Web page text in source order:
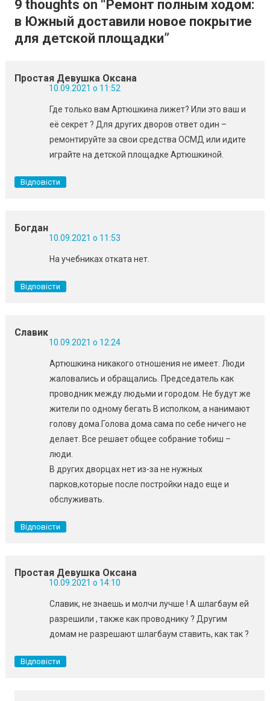
9 thoughts on “ Ремонт полным ходом:
в Южный доставили новое покрытие
для детской площадки”
Простая Девушка Оксана
10.09.2021 о 11:52
Где только вам Артюшкина лижет? Или это ваш и
её секрет ? Для других дворов ответ один –
ремонтируйте за свои средства ОСМД или идите
играйте на детской площадке Артюшкиной.
Відповісти
Богдан
10.09.2021 о 11:53
На учебниках отката нет.
Відповісти
Славик
10.09.2021 о 12:24
Артюшкина никакого отношения не имеет. Люди
жаловались и обращались. Председатель как
проводник между людьми и городом. Не будут же
жители по одному бегать В исполком, а нанимают
голову дома.Голова дома сама по себе ничего не
делает. Все решает общее собрание тобиш –
люди.
В других дворцах нет из-за не нужных
парков,которые после постройки надо еще и
обслуживать.
Відповісти
Простая Девушка Оксана
10.09.2021 о 14:10
Славик, не знаешь и молчи лучше ! А шлагбаум ей
разрешили , также как проводнику ? Другим
домам не разрешают шлагбаум ставить, как так ?
Відповісти